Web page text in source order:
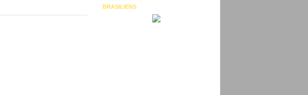
BRASILIENS